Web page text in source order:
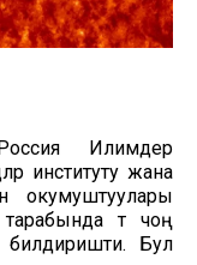
Илимдер
институту жана
окумуштуулары
өтө чоң
билдиришти. Бул